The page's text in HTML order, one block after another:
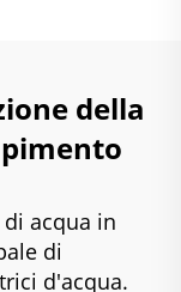
della
acqua in
di
d'acqua.